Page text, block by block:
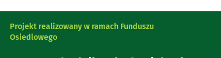
Projekt realizowany w ramach Funduszu
Osiedlowego